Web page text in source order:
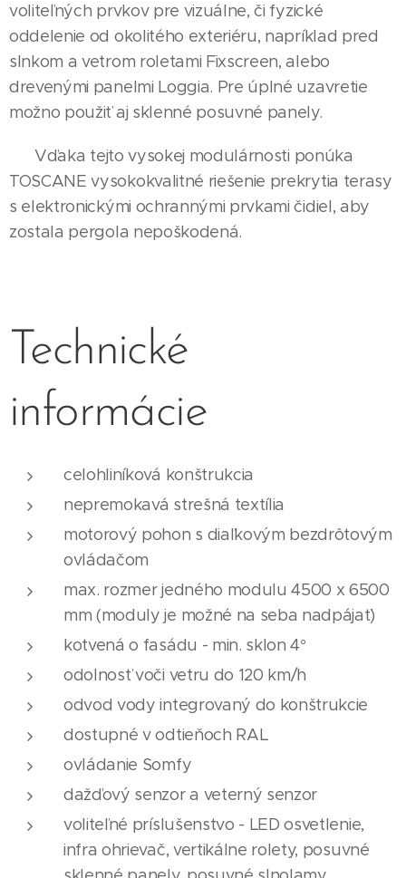
voliteľných prvkov pre vizuálne, či fyzické
oddelenie od okolitého exteriéru, napríklad pred
slnkom a vetrom roletami Fixscreen, alebo
drevenými panelmi Loggia. Pre úplné uzavretie
možno použiť aj sklenné posuvné panely.
Vďaka tejto vysokej modulárnosti ponúka
TOSCANE vysokokvalitné riešenie prekrytia terasy
s elektronickými ochrannými prvkami čidiel, aby
zostala pergola nepoškodená.
Technické
informácie
celohliníková konštrukcia
nepremokavá strešná textília
motorový pohon s diaľkovým bezdrôtovým
ovládačom
max. rozmer jedného modulu 4500 x 6500
mm (moduly je možné na seba nadpájať)
kotvená o fasádu - min. sklon 4°
odolnosť voči vetru do 120 km/h
odvod vody integrovaný do konštrukcie
dostupné v odtieňoch RAL
ovládanie Somfy
dažďový senzor a veterný senzor
voliteľné príslušenstvo - LED osvetlenie,
infra ohrievač, vertikálne rolety, posuvné